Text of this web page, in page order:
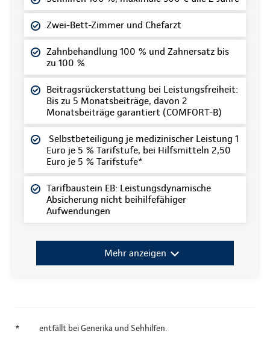
Zwei-Bett-Zimmer und Chefarzt
Zahnbehandlung 100 % und Zahnersatz bis
zu 100 %
Beitragsrückerstattung bei Leistungsfreiheit:
Bis zu 5 Monatsbeiträge, davon 2
Monatsbeiträge garantiert (COMFORT-B)
Selbstbeteiligung je medizinischer Leistung 1
Euro je 5 % Tarifstufe, bei Hilfsmitteln 2,50
Euro je 5 % Tarifstufe*
Tarifbaustein EB: Leistungsdynamische
Absicherung nicht beihilfefähiger
Aufwendungen
Mehr anzeigen
* entfällt bei Generika und Sehhilfen.